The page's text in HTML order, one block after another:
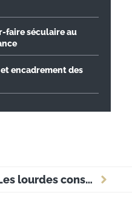
faire séculaire au
encadrement des
Les lourdes conséquences d’un faux contrat: un petit gain, un grand péril